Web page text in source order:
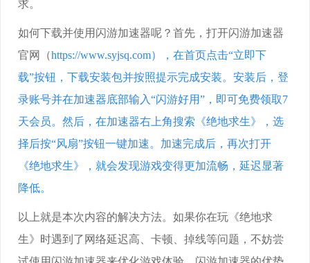
求。
如何下载并使用闪游加速器呢？首先，打开闪游加速器
官网（https://www.syjsq.com），在首页点击“立即下
载”按钮，下载安装包并按照提示完成安装。安装后，登
录账号并在加速器底部输入“闪游好用”，即可免费领取7
天会员。然后，在加速器右上角搜索《绝地求生》，选
择后按“风扇”按钮一键加速。加速完成后，再次打开
《绝地求生》，就会发现游戏变得更加流畅，延迟显著
降低。
以上就是本次内容的解决方法。如果你在玩《绝地求
生》时遇到了网络延迟高、卡顿、掉线等问题，不妨尝